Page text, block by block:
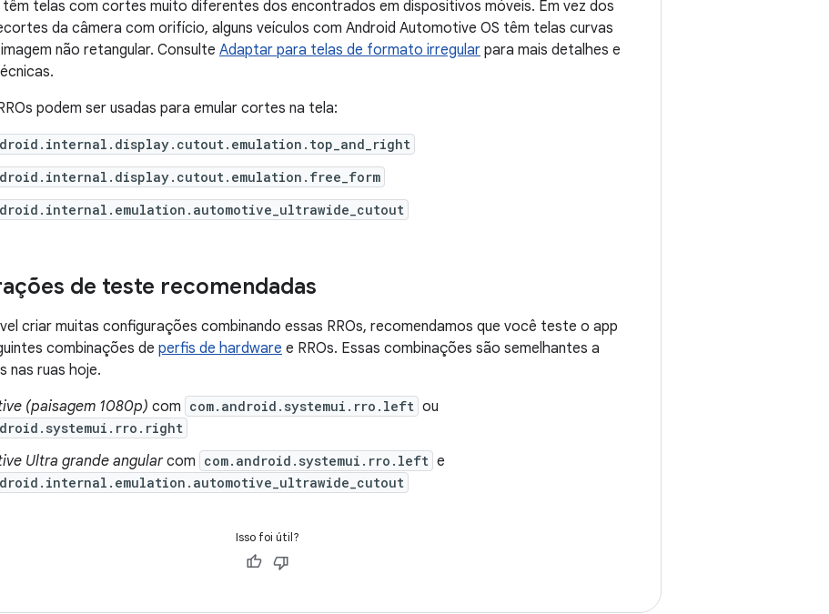
têm telas com cortes muito diferentes dos encontrados em dispositivos móveis. Em vez dos
da câmera com orifício, alguns veículos com Android Automotive OS têm telas curvas
não retangular. Consulte Adaptar para telas de formato irregular para mais detalhes e
podem ser usadas para emular cortes na tela:
de teste recomendadas
criar muitas configurações combinando essas RROs, recomendamos que você teste o app
combinações de perfis de hardware e RROs. Essas combinações são semelhantes a
nas ruas hoje.
(paisagem 1080p) com com.android.systemui.rro.left ou
Ultra grande angularcom com.android.systemui.rro.left e
Isso foi útil?